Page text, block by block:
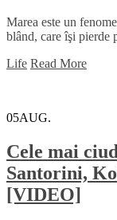
Marea este un
blând, care îşi pierde
Life Read More
05AUG.
Cele mai
Santorini,
[VIDEO]